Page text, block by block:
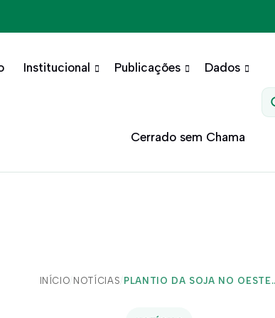
Institucional Publicações Dados
Cerrado sem Chama
INÍCIO/ NOTÍCIAS/ PLANTIO DA SOJA NO